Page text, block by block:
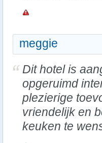
meggie
Dit hotel is
opgeruimd
plezierige
vriendelijk en
keuken te